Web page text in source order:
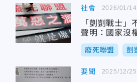
社會
「剴剴戰士」
聲明：國家沒
廢死聯盟 剴
2026/01/
要聞 2025/12/